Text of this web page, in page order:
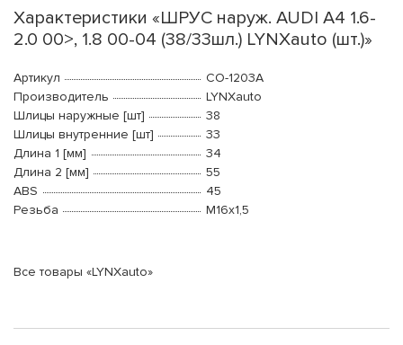
Характеристики «ШРУС наруж. AUDI A4 1.6-
2.0 00>, 1.8 00-04 (38/33шл.) LYNXauto (шт.)»
Артикул
CO-1203A
Производитель
LYNXauto
Шлицы наружные [шт]
38
Шлицы внутренние [шт]
33
Длина 1 [мм]
34
Длина 2 [мм]
55
ABS
45
Резьба
М16x1,5
Все товары «LYNXauto»